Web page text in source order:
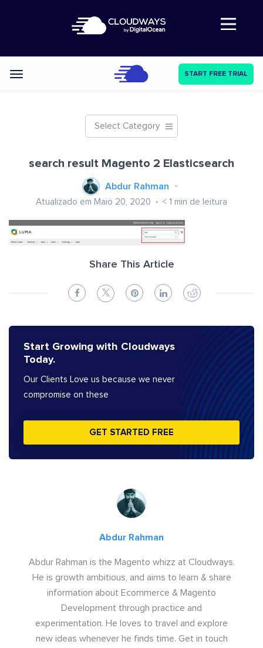
Abre a navegação
Categories START FREE TRIAL
Select Category
search result Magento 2 Elasticsearch
Abdur Rahman
Atualizado em Maio 20, 2020 < 1 min de leitura
Share This Article
Start Growing with Cloudways
Today.
Our Clients Love us because we never
compromise on these
GET STARTED FREE
Abdur Rahman
Abdur Rahman is the Magento whizz at Cloudways.
He is growth ambitious, and aims to learn & share
information about Ecommerce & Magento
Development through practice and
experimentation. He loves to travel and explore
new ideas whenever he finds time. Get in touch